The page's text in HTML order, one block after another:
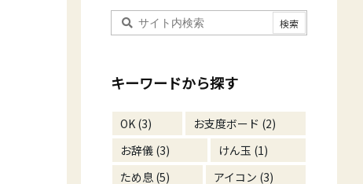
キーワードから探す
OK (3) お支度ボード (2)
お辞儀 (3) けん玉 (1)
ため息 (5) アイコン (3)